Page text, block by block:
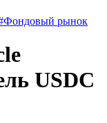
рынок
USDC